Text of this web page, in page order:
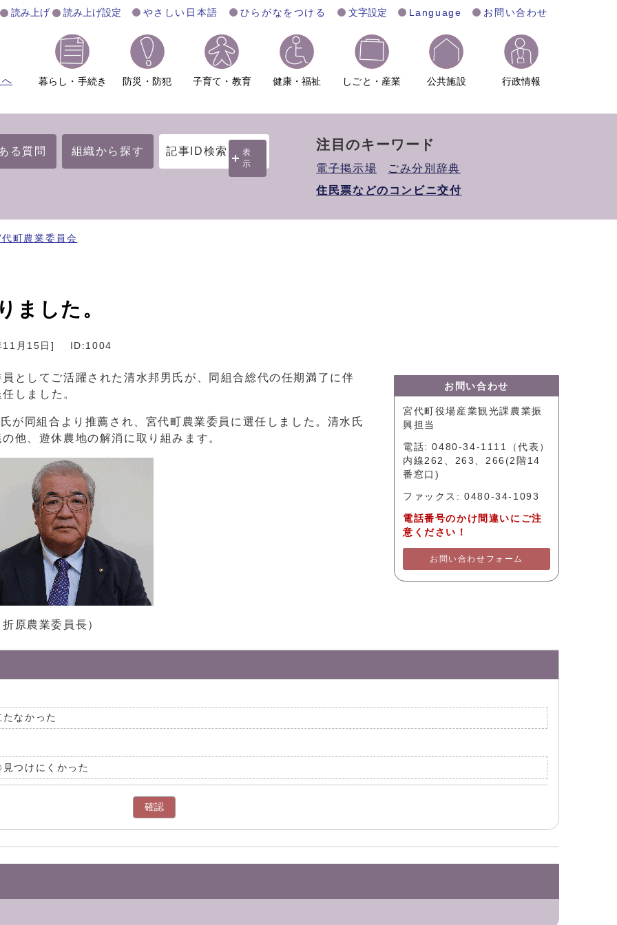
読み上げ 読み上げ設定 やさしい日本語 ひらがなをつける 文字設定 Language お問い合わせ
暮らし・手続き 防災・防犯 子育て・教育 健康・福祉 しごと・産業 公共施設 行政情報
る質問 組織から探す 記事ID検索
表
示
注目のキーワード
電子掲示場
ごみ分別辞典
住民票などのコンビニ交付
代町農業委員会
ました。
11月15日] ID:1004
としてご活躍された清水邦男氏が、同組合総代の任期満了に伴
しました。
が同組合より推薦され、宮代町農業委員に選任しました。清水氏
他、遊休農地の解消に取り組みます。
原農業委員長）
お問い合わせ
宮代町役場産業観光課農業振
興担当
電話: 0480-34-1111（代表）
内線262、263、266(2階14
番窓口)
ファックス: 0480-34-1093
電話番号のかけ間違いにご注
意ください！
お問い合わせフォーム
たなかった
見つけにくかった
確認